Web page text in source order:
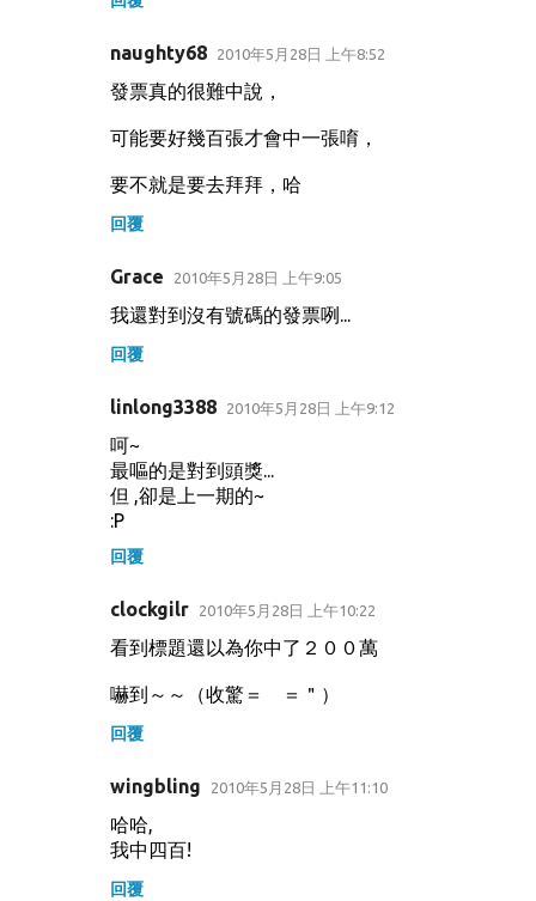
naughty68 2010年5月28日 上午8:52
發票真的很難中說，
可能要好幾百張才會中一張唷，
要不就是要去拜拜，哈
回覆
Grace 2010年5月28日 上午9:05
我還對到沒有號碼的發票咧...
回覆
linlong3388 2010年5月28日 上午9:12
呵~
最嘔的是對到頭獎...
但 ,卻是上一期的~
:P
回覆
clockgilr 2010年5月28日 上午10:22
看到標題還以為你中了２００萬
嚇到～～（收驚＝ ＝＂）
回覆
wingbling 2010年5月28日 上午11:10
哈哈,
我中四百!
回覆